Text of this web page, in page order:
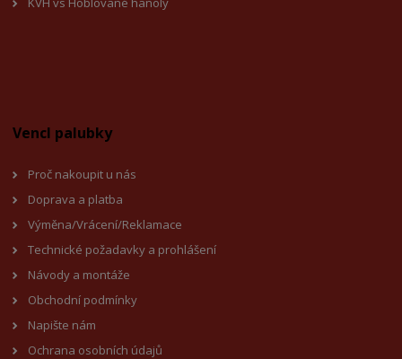
Vencl palubky
Proč nakoupit u nás
Doprava a platba
Výměna/Vrácení/Reklamace
Technické požadavky a prohlášení
Návody a montáže
Obchodní podmínky
Napište nám
Ochrana osobních údajů